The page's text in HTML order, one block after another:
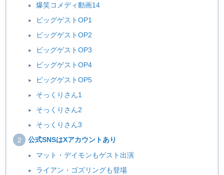
爆笑コメディ動画14
ビッグゲストOP1
ビッグゲストOP2
ビッグゲストOP3
ビッグゲストOP4
ビッグゲストOP5
そっくりさん1
そっくりさん2
そっくりさん3
公式SNSはXアカウントあり
マット・デイモンもゲスト出演
ライアン・ゴズリングも登場